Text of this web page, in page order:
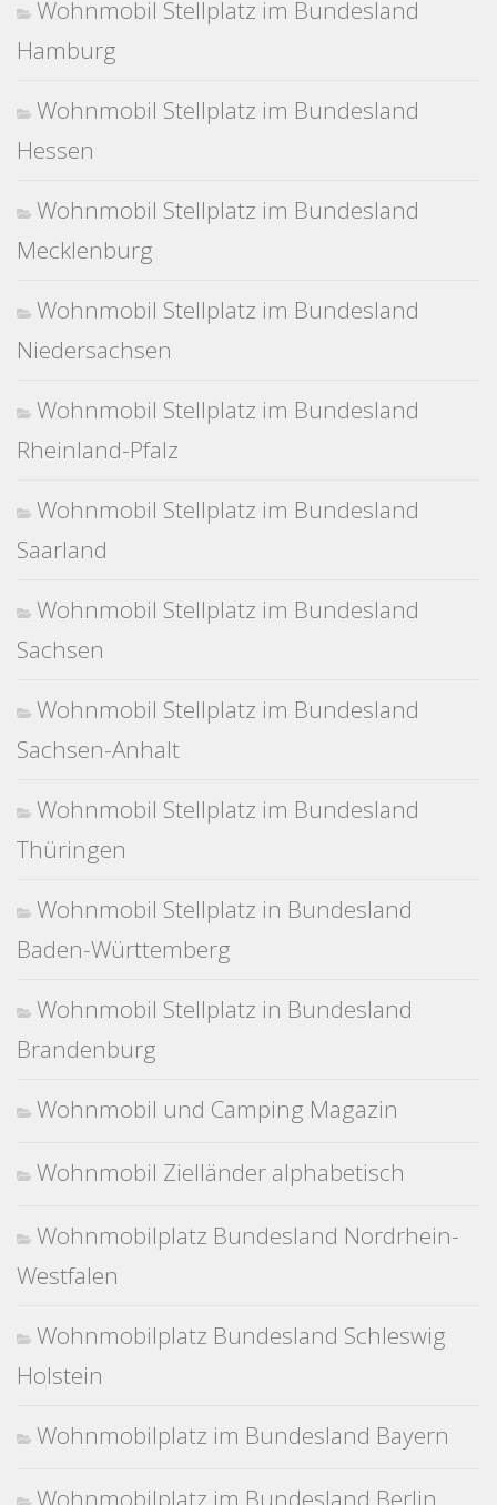
Wohnmobil Stellplatz im Bundesland
Hamburg
Wohnmobil Stellplatz im Bundesland
Hessen
Wohnmobil Stellplatz im Bundesland
Mecklenburg
Wohnmobil Stellplatz im Bundesland
Niedersachsen
Wohnmobil Stellplatz im Bundesland
Rheinland-Pfalz
Wohnmobil Stellplatz im Bundesland
Saarland
Wohnmobil Stellplatz im Bundesland
Sachsen
Wohnmobil Stellplatz im Bundesland
Sachsen-Anhalt
Wohnmobil Stellplatz im Bundesland
Thüringen
Wohnmobil Stellplatz in Bundesland
Baden-Württemberg
Wohnmobil Stellplatz in Bundesland
Brandenburg
Wohnmobil und Camping Magazin
Wohnmobil Zielländer alphabetisch
Wohnmobilplatz Bundesland Nordrhein-
Westfalen
Wohnmobilplatz Bundesland Schleswig
Holstein
Wohnmobilplatz im Bundesland Bayern
Wohnmobilplatz im Bundesland Berlin